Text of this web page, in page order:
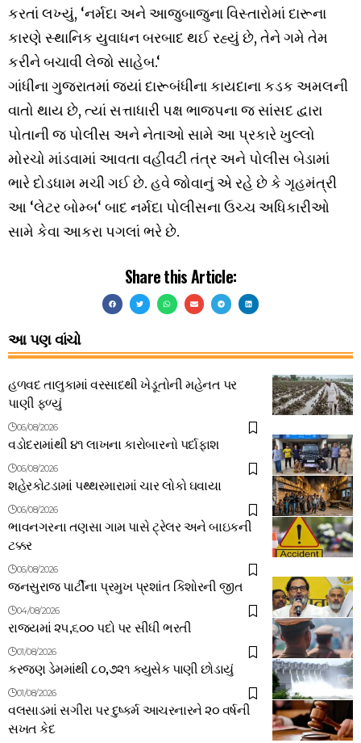
કરતાં લખ્યું, ‘નર્મદા અને આજુબાજુના વિસ્તારોમાં દારૂના
કારણે સ્થાનિક યુવાધન બરબાદ થઈ રહ્યું છે, તેને ગમે તેમ
કરીને બચાવી લેજો સાહેબ.‘
ગાંધીના ગુજરાતમાં જ્યાં દારૂબંધીના કાયદાના કડક અમલની
વાતો થાય છે, ત્યાં સત્તાધારી પક્ષ ભાજપના જ સાંસદ દ્વારા
પોતાની જ પોલીસ અને નેતાઓ સામે આ પ્રકારે ખુલ્લો
મોરચો માંડવામાં આવતા વહીવટી તંત્ર અને પોલીસ બેડામાં
ભારે દોડધામ મચી ગઈ છે. હવે જોવાનું એ રહે છે કે ગૃહમંત્રી
આ ‘લેટર બોમ્બ‘ બાદ નર્મદા પોલીસના ઉચ્ચ અધિકારીઓ
સામે કેવા આકરા પગલાં ભરે છે.
Share this Article:
આ પણ વાંચો
હળવદ તાલુકામાં વરસાદથી ખેડૂતોની મહેનત પર
પાણી ફળ્યું
06/08/2026
વડોદરામાંથી ૪૧ લાખના કારોબારનો પર્દાફાશ
06/08/2026
શહેરકોટડામાં પથ્થરમારામાં ચાર લોકો ઘવાયા
06/08/2026
ભાવનગરના તણસા ગામ પાસે ટ્રેલર અને બાઇકની
ટક્કર
06/08/2026
જનસુરાજ પાર્ટીના પ્રમુખ પ્રશાંત કિશોરની જીત
04/08/2026
રાજ્યમાં ૨૫,૬૦૦ પદો પર સીધી ભરતી
01/08/2026
કરજણ ડેમમાંથી ૮૦,૭૨૧ ક્યુસેક પાણી છોડાયું
01/08/2026
વલસાડમાં સગીરા પર દુષ્કર્મ આચરનારને ૨૦ વર્ષની
સખત કેદ